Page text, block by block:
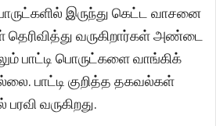
இருந்து கெட்ட வாசனை
தெரிவித்து வருகிறார்கள் அண்டை
பாட்டி பொருட்களை வாங்கிக்
பாட்டி குறித்த தகவல்கள்
வருகிறது.